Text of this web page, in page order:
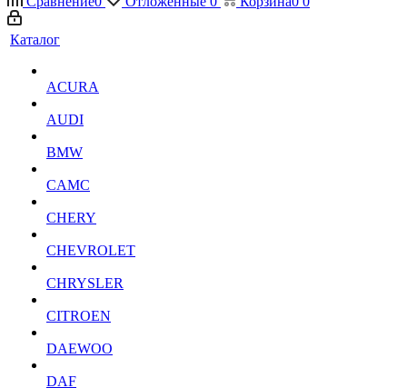
Каталог
ACURA
AUDI
BMW
CAMC
CHERY
CHEVROLET
CHRYSLER
CITROEN
DAEWOO
DAF